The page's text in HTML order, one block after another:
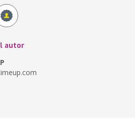
autor